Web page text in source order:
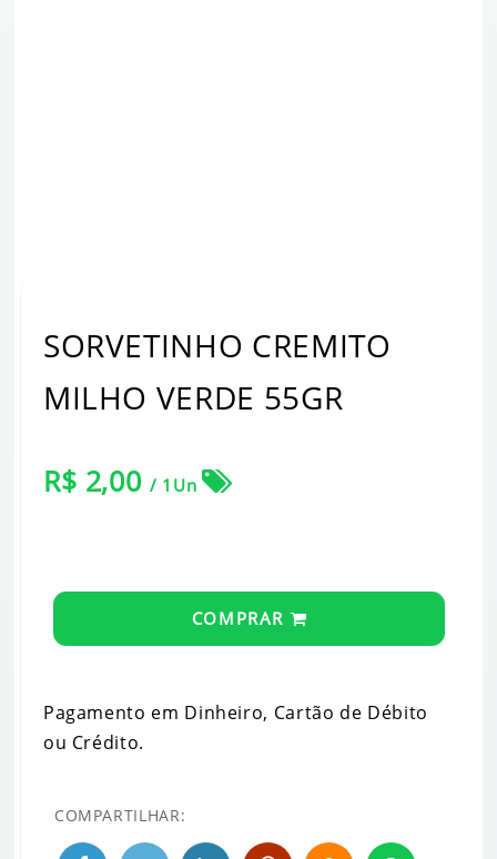
SORVETINHO CREMITO
MILHO VERDE 55GR
R$ 2,00/ 1Un
COMPRAR
Pagamento em Dinheiro, Cartão de Débito
ou Crédito.
COMPARTILHAR: